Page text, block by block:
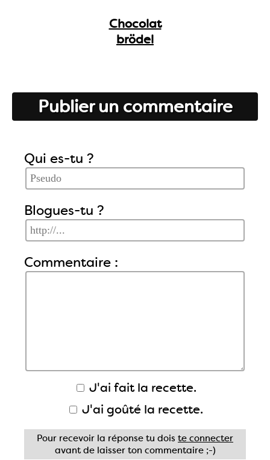
Chocolat
brödel
Publier un commentaire
Qui es-tu ?
Blogues-tu ?
Commentaire :
J'ai fait la recette.
J'ai goûté la recette.
Pour recevoir la réponse tu dois te connecter
avant de laisser ton commentaire ;-)